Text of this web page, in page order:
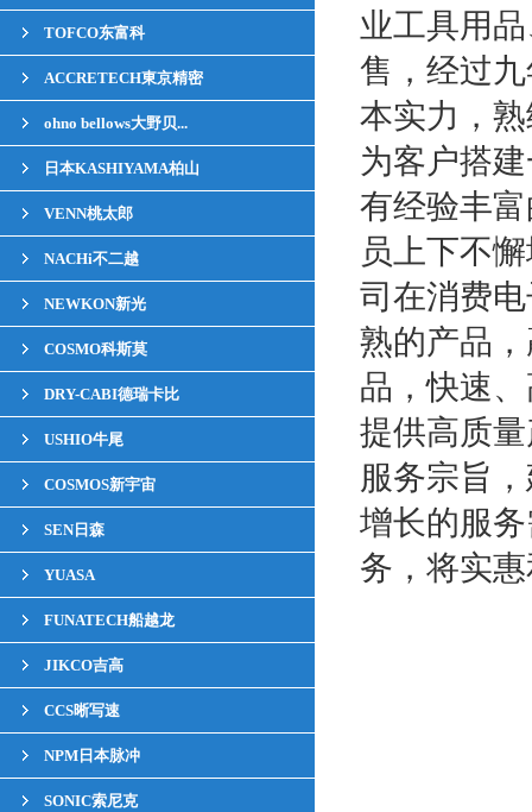
TOFCO东富科
ACCRETECH東京精密
ohno bellows大野贝...
日本KASHIYAMA柏山
VENN桃太郎
NACHi不二越
NEWKON新光
COSMO科斯莫
DRY-CABI德瑞卡比
USHIO牛尾
COSMOS新宇宙
SEN日森
YUASA
FUNATECH船越龙
JIKCO吉高
CCS晰写速
NPM日本脉冲
SONIC索尼克
业工具用
售，经过
本实力，
为客户搭
有经验丰
员上下不
司在消费
熟的产品
品，快速
提供高质
服务宗旨
增长的服
务，将实